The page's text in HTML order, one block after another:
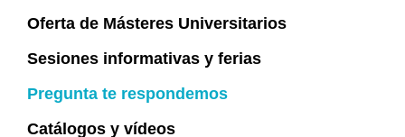
Oferta de Másteres Universitarios
Sesiones informativas y ferias
Pregunta te respondemos
Catálogos y vídeos